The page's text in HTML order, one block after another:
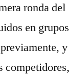
ronda del
en grupos
y
competidores,